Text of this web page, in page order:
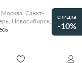
Санкт-
Новосибирск,
скидка
-10%